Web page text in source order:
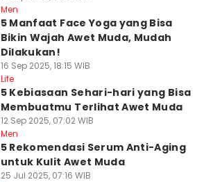
Men
5 Manfaat Face Yoga yang Bisa
Bikin Wajah Awet Muda, Mudah
Dilakukan!
16 Sep 2025, 18:15 WIB
Life
5 Kebiasaan Sehari-hari yang Bisa
Membuatmu Terlihat Awet Muda
12 Sep 2025, 07:02 WIB
Men
5 Rekomendasi Serum Anti-Aging
untuk Kulit Awet Muda
25 Jul 2025, 07:16 WIB